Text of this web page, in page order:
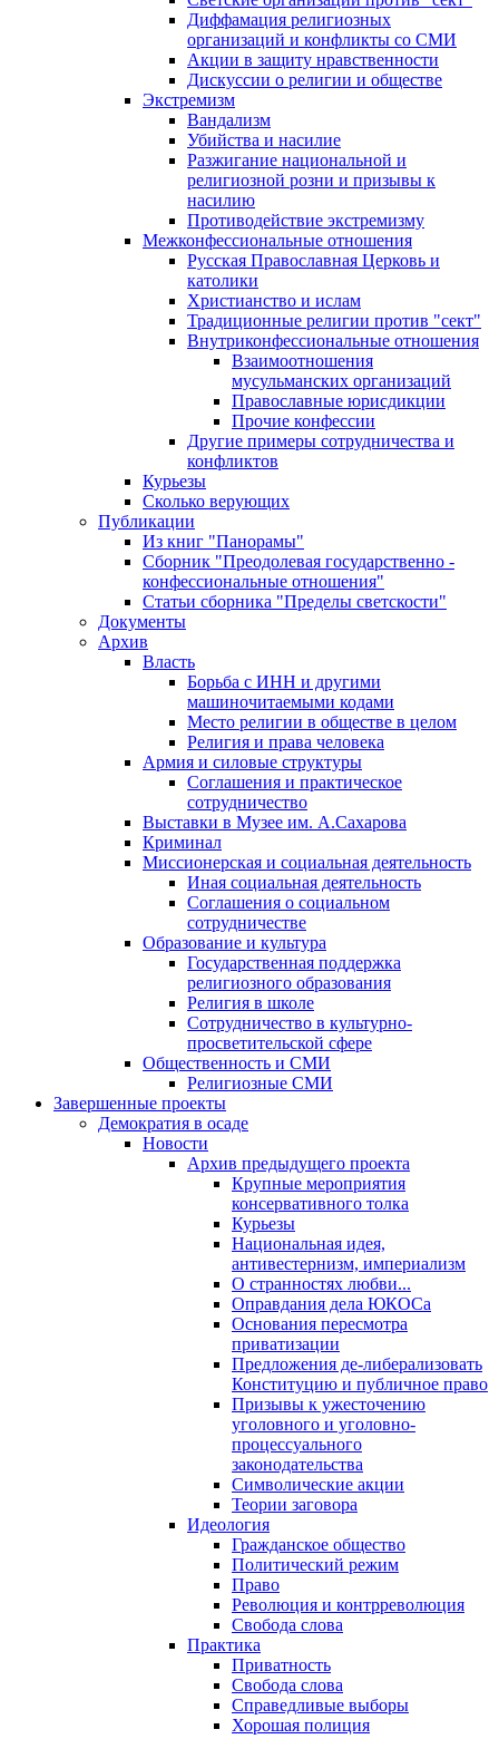
Диффамация религиозных
организаций и конфликты со СМИ
Акции в защиту нравственности
Дискуссии о религии и обществе
Экстремизм
Вандализм
Убийства и насилие
Разжигание национальной и
религиозной розни и призывы к
насилию
Противодействие экстремизму
Межконфессиональные отношения
Русская Православная Церковь и
католики
Христианство и ислам
Традиционные религии против "сект"
Внутриконфессиональные отношения
Взаимоотношения
мусульманских организаций
Православные юрисдикции
Прочие конфессии
Другие примеры сотрудничества и
конфликтов
Курьезы
Сколько верующих
Публикации
Из книг "Панорамы"
Сборник "Преодолевая государственно -
конфессиональные отношения"
Статьи сборника "Пределы светскости"
Документы
Архив
Власть
Борьба с ИНН и другими
машиночитаемыми кодами
Место религии в обществе в целом
Религия и права человека
Армия и силовые структуры
Соглашения и практическое
сотрудничество
Выставки в Музее им. А.Сахарова
Криминал
Миссионерская и социальная деятельность
Иная социальная деятельность
Соглашения о социальном
сотрудничестве
Образование и культура
Государственная поддержка
религиозного образования
Религия в школе
Сотрудничество в культурно-
просветительской сфере
Общественность и СМИ
Религиозные СМИ
Завершенные проекты
Демократия в осаде
Новости
Архив предыдущего проекта
Крупные мероприятия
консервативного толка
Курьезы
Национальная идея,
антивестернизм, империализм
О странностях любви...
Оправдания дела ЮКОСа
Основания пересмотра
приватизации
Предложения де-либерализовать
Конституцию и публичное право
Призывы к ужесточению
уголовного и уголовно-
процессуального
законодательства
Символические акции
Теории заговора
Идеология
Гражданское общество
Политический режим
Право
Революция и контрреволюция
Свобода слова
Практика
Приватность
Свобода слова
Справедливые выборы
Хорошая полиция